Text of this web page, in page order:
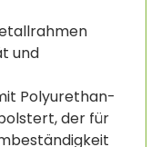
und
Polyurethan-
der für